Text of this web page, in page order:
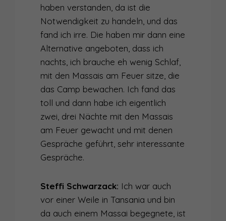
haben verstanden, da ist die
Notwendigkeit zu handeln, und das
fand ich irre. Die haben mir dann eine
Alternative angeboten, dass ich
nachts, ich brauche eh wenig Schlaf,
mit den Massais am Feuer sitze, die
das Camp bewachen. Ich fand das
toll und dann habe ich eigentlich
zwei, drei Nächte mit den Massais
am Feuer gewacht und mit denen
Gespräche geführt, sehr interessante
Gespräche.
Steffi Schwarzack: Ich war auch
vor einer Weile in Tansania und bin
da auch einem Massai begegnete, ist